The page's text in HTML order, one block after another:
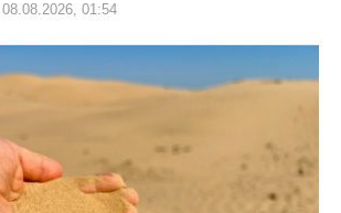
08.08.2026, 01:54